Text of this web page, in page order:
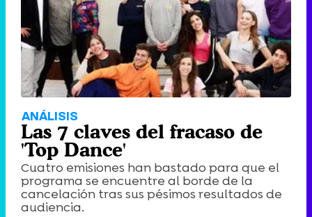
ANÁLISIS
Las 7 claves del fracaso de
'Top Dance'
Cuatro emisiones han bastado para que el
programa se encuentre al borde de la
cancelación tras sus pésimos resultados de
audiencia.